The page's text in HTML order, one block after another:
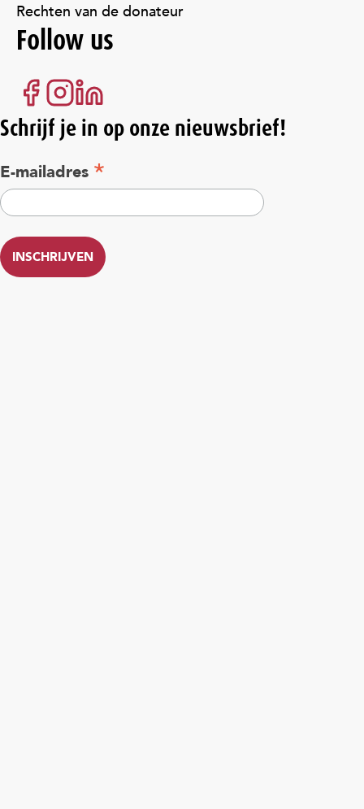
Rechten van de donateur
Follow us
Schrijf je in op onze nieuwsbrief!
E-mailadres *